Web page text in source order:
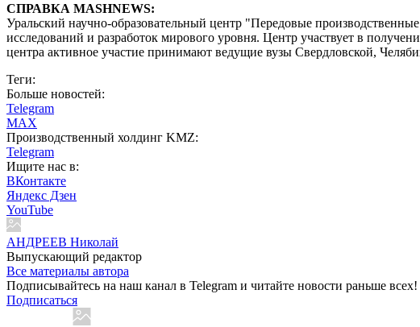
СПРАВКА MASHNEWS:
Уральский научно-образовательный центр "Передовые
исследований и разработок мирового уровня. Центр участвует в
центра активное участие принимают ведущие вузы Свердловской,
Теги:
Больше новостей:
Telegram
MAX
Производственный холдинг KMZ:
Telegram
Ищите нас в:
ВКонтакте
Яндекс Дзен
YouTube
АНДРЕЕВ Николай
Выпускающий редактор
Все материалы автора
Подписывайтесь на наш канал в Telegram и читайте новости раньше всех!
Подписаться